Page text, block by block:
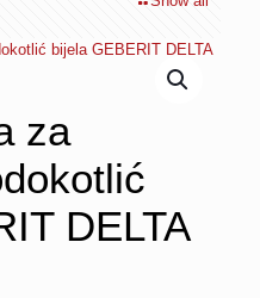
za
DELTA